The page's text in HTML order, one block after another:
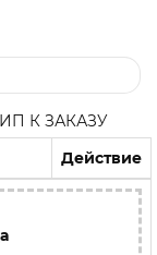
К ЗАКАЗУ
Действие